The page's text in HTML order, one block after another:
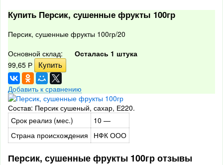
Купить Персик, сушенные фрукты 100гр
Персик, сушенные фрукты 100гр/20
Основной склад:
Осталась 1 штука
99,65 Р
Добавить к сравнению
Состав: Персик сушеный, сахар, Е220.
Срок реализ (мес.)
10 —
Страна происхождения
НФК ООО
Персик, сушенные фрукты 100гр отзывы